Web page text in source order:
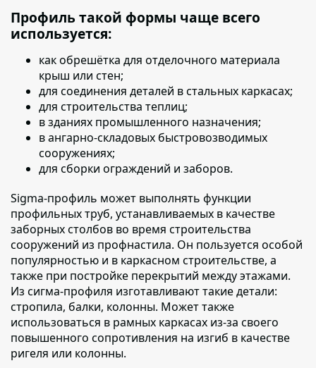
Профиль такой формы чаще всего
используется:
как обрешётка для отделочного материала
крыш или стен;
для соединения деталей в стальных каркасах;
для строительства теплиц;
в зданиях промышленного назначения;
в ангарно-складовых быстровозводимых
сооружениях;
для сборки ограждений и заборов.
Sigma-профиль может выполнять функции
профильных труб, устанавливаемых в качестве
заборных столбов во время строительства
сооружений из профнастила. Он пользуется особой
популярностью и в каркасном строительстве, а
также при постройке перекрытий между этажами.
Из сигма-профиля изготавливают такие детали:
стропила, балки, колонны. Может также
использоваться в рамных каркасах из-за своего
повышенного сопротивления на изгиб в качестве
ригеля или колонны.